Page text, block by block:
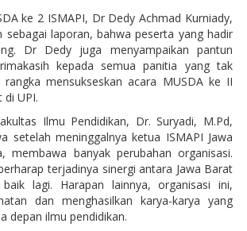
ke 2 ISMAPI, Dr Dedy Achmad Kurniady,
sebagai laporan, bahwa peserta yang hadir
Dr Dedy juga menyampaikan pantun
kepada semua panitia yang tak
mensukseskan acara MUSDA ke II
di UPI.
Ilmu Pendidikan, Dr. Suryadi, M.Pd,
setelah meninggalnya ketua ISMAPI Jawa
membawa banyak perubahan organisasi.
terjadinya sinergi antara Jawa Barat
lagi. Harapan lainnya, organisasi ini,
dan menghasilkan karya-karya yang
depan ilmu pendidikan.